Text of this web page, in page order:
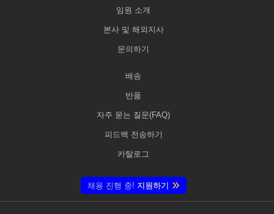
임원 소개
본사 및 해외지사
문의하기
배송
반품
자주 묻는 질문(FAQ)
피드백 전송하기
카탈로그
채용 진행 중! 지원하기